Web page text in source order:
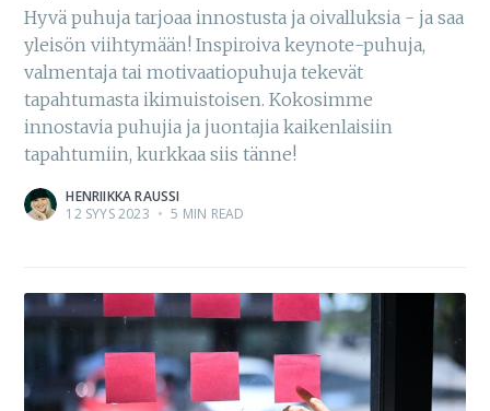
Hyvä puhuja tarjoaa innostusta ja oivalluksia - ja saa
yleisön viihtymään! Inspiroiva keynote-puhuja,
valmentaja tai motivaatiopuhuja tekevät
tapahtumasta ikimuistoisen. Kokosimme
innostavia puhujia ja juontajia kaikenlaisiin
tapahtumiin, kurkkaa siis tänne!
HENRIIKKA RAUSSI
12 SYYS 2023 • 5 MIN READ